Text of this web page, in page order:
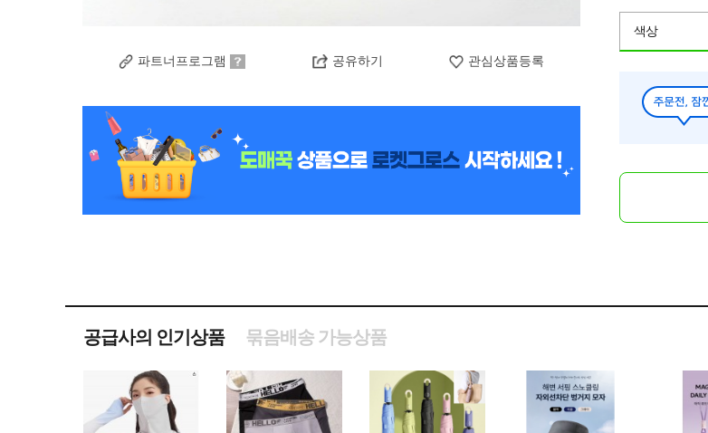
파트너프로그램 공유하기 관심상품등록
색상
공급사의 인기상품 묶음배송 가능상품